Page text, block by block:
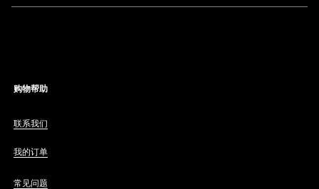
购物帮助
联系我们
我的订单
常见问题